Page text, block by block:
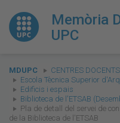
Memòria
UPC
You
are
here:
MDUPC
CENTRES DOCENTS
Escola Tècnica Superior
Edificis i espais
Biblioteca de l'ETSAB
Pla de detall del servei de
de la Biblioteca de l'ETSAB